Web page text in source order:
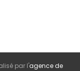
par l'agence de